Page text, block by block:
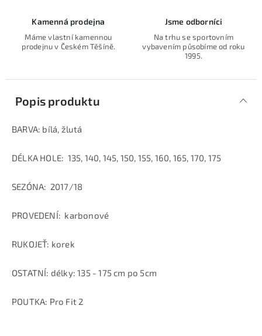
Kamenná prodejna
Máme vlastní kamennou
prodejnu v Českém Těšíně.
Jsme odborníci
Na trhu se sportovním
vybavením působíme od roku
1995.
Popis produktu
BARVA: bílá, žlutá
DÉLKA HOLE: 135, 140, 145, 150, 155, 160, 165, 170, 175
SEZÓNA: 2017/18
PROVEDENÍ: karbonové
RUKOJEŤ: korek
OSTATNÍ: délky: 135 - 175 cm po 5cm
POUTKA: Pro Fit 2